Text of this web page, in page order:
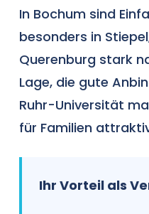
In Bochum sind
besonders in
Querenburg stark
Lage, die gute
Ruhr-Universität
für Familien
Ihr Vorteil als